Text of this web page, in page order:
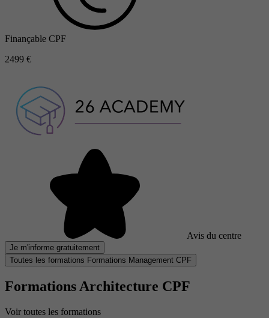
Finançable CPF
2499 €
Avis du centre
Je m'informe gratuitement
Toutes les formations Formations Management CPF
Formations Architecture CPF
Voir toutes les formations